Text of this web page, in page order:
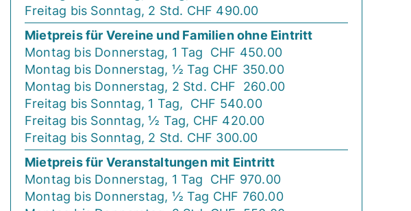
Freitag bis Sonntag, 2 Std. CHF 490.00
Mietpreis für Vereine und Familien ohne Eintritt
Montag bis Donnerstag, 1 Tag CHF 450.00
Montag bis Donnerstag, ½ Tag CHF 350.00
Montag bis Donnerstag, 2 Std. CHF 260.00
Freitag bis Sonntag, 1 Tag, CHF 540.00
Freitag bis Sonntag, ½ Tag, CHF 420.00
Freitag bis Sonntag, 2 Std. CHF 300.00
Mietpreis für Veranstaltungen mit Eintritt
Montag bis Donnerstag, 1 Tag CHF 970.00
Montag bis Donnerstag, ½ Tag CHF 760.00